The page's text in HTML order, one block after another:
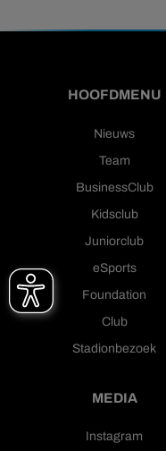
HOOFDMENU
Nieuws
Team
BusinessClub
Kidsclub
Juniorclub
eSports
Foundation
Club
Stadionbezoek
MEDIA
Instagram